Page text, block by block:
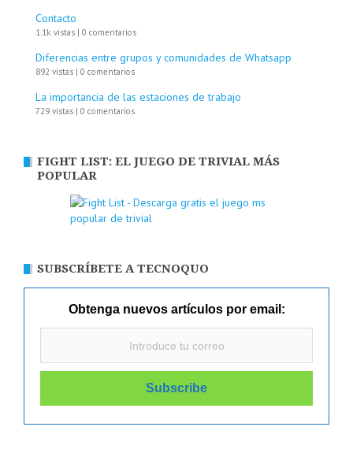
Contacto
1.1k vistas | 0 comentarios
Diferencias entre grupos y comunidades de Whatsapp
892 vistas | 0 comentarios
La importancia de las estaciones de trabajo
729 vistas | 0 comentarios
FIGHT LIST: EL JUEGO DE TRIVIAL MÁS
POPULAR
SUBSCRÍBETE A TECNOQUO
Obtenga nuevos artículos por email: